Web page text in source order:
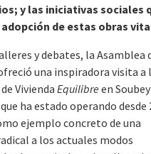
y las iniciativas sociales
de estas obras
y debates, la Asamblea
una inspiradora visita a
ViviendaEquilibre en
ha estado operando desde
ejemplo concreto de una
a los actuales modos